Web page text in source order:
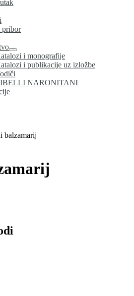
pribor
i monografije
i publikacije uz izložbe
NARONITANI
balzamarij